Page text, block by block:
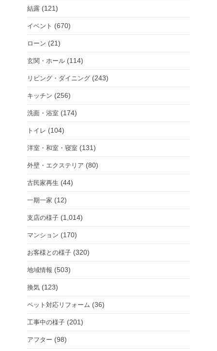
結露 (121)
イベント (670)
ローン (21)
玄関・ホール (114)
リビング・ダイニング (243)
キッチン (256)
洗面・浴室 (174)
トイレ (104)
洋室・和室・寝室 (131)
外壁・エクステリア (80)
古民家再生 (44)
一期一家 (12)
支店の様子 (1,014)
マンション (170)
お客様との様子 (320)
地域情報 (503)
換気 (123)
ペット対応リフォーム (36)
工事中の様子 (201)
アフター (98)